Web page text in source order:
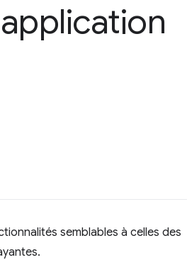
semblables à celles des